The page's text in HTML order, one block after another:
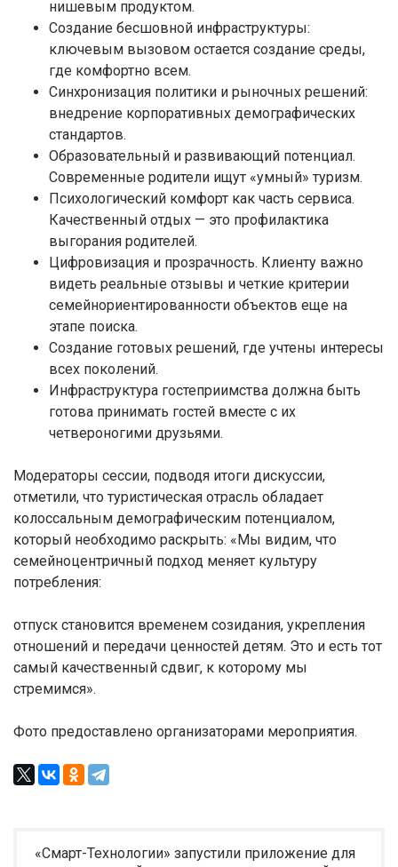
нишевым продуктом.
Создание бесшовной инфраструктуры:
ключевым вызовом остается создание среды,
где комфортно всем.
Синхронизация политики и рыночных решений:
внедрение корпоративных демографических
стандартов.
Образовательный и развивающий потенциал.
Современные родители ищут «умный» туризм.
Психологический комфорт как часть сервиса.
Качественный отдых — это профилактика
выгорания родителей.
Цифровизация и прозрачность. Клиенту важно
видеть реальные отзывы и четкие критерии
семейнориентированности объектов еще на
этапе поиска.
Создание готовых решений, где учтены интересы
всех поколений.
Инфраструктура гостеприимства должна быть
готова принимать гостей вместе с их
четвероногими друзьями.
Модераторы сессии, подводя итоги дискуссии,
отметили, что туристическая отрасль обладает
колоссальным демографическим потенциалом,
который необходимо раскрыть: «Мы видим, что
семейноцентричный подход меняет культуру
потребления:
отпуск становится временем созидания, укрепления
отношений и передачи ценностей детям. Это и есть тот
самый качественный сдвиг, к которому мы
стремимся».
Фото предоставлено организаторами мероприятия.
«Смарт-Технологии» запустили приложение для